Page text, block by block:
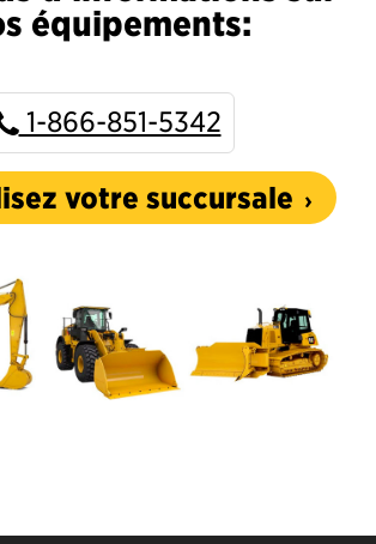
équipements:
1-866-851-5342
votre succursale